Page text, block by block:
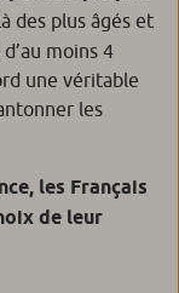
des plus âgés et
moins 4
une véritable
les
les Français
de leur